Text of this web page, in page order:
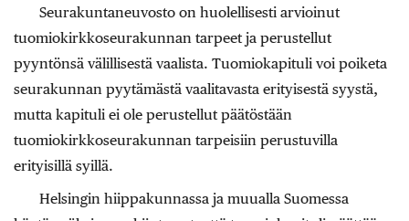
Seurakuntaneuvosto on huolellisesti arvioinut
tuomiokirkkoseurakunnan tarpeet ja perustellut
pyyntönsä välillisestä vaalista. Tuomiokapituli voi poiketa
seurakunnan pyytämästä vaalitavasta erityisestä syystä,
mutta kapituli ei ole perustellut päätöstään
tuomiokirkkoseurakunnan tarpeisiin perustuvilla
erityisillä syillä.
Helsingin hiippakunnassa ja muualla Suomessa